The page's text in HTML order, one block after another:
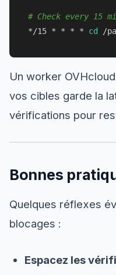
# Check every 15
*/15 * * * * cd
Un worker
vos cibles garde la
vérifications pour
Bonnes
Quelques réflexes
blocages :
Espacez les